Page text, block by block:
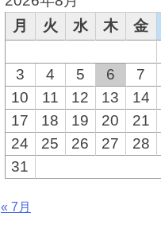
月
火 水 木 金
3
4 5 6 7
10
11 12 13 14
17
18 19 20 21
24
25 26 27 28
31
« 7月